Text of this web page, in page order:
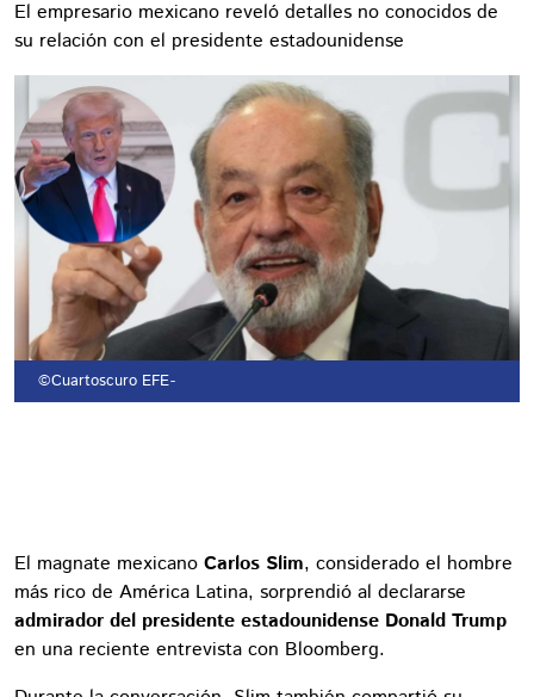
El empresario mexicano reveló detalles no conocidos de
su relación con el presidente estadounidense
©Cuartoscuro EFE-
El magnate mexicano Carlos Slim, considerado el hombre
más rico de América Latina, sorprendió al declararse
admirador del presidente estadounidense Donald Trump
en una reciente entrevista con Bloomberg.